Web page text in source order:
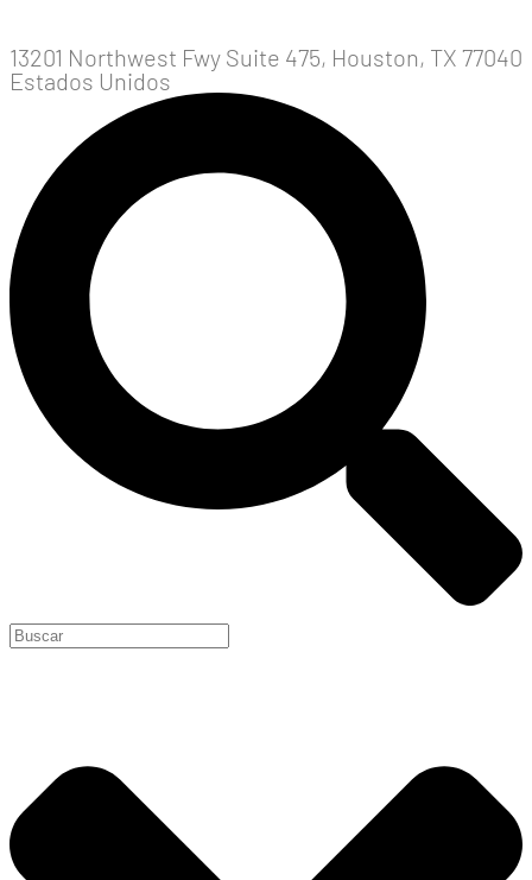
13201 Northwest Fwy Suite 475, Houston, TX 77040
Estados Unidos